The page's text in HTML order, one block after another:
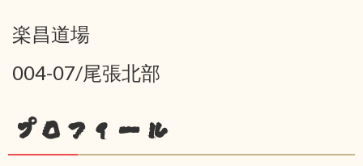
楽昌道場
004-07/尾張北部
プロフィール